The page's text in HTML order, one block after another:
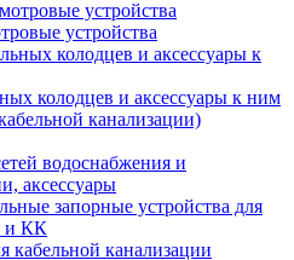
устройства
колодцев и аксессуары к ним
канализации)
водоснабжения и
аксессуары
запорные устройства для
и КК